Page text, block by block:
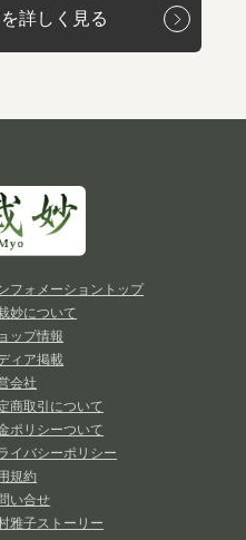
詳しく見る
フォメーショントップ
妙について
ップ情報
ィア掲載
会社
商取引について
ポリシーついて
イバシーポリシー
規約
い合せ
雅子ストーリー